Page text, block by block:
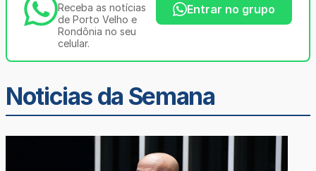
Receba as notícias
de Porto Velho e
Rondônia no seu
celular.
Entrar no grupo
Noticias da Semana